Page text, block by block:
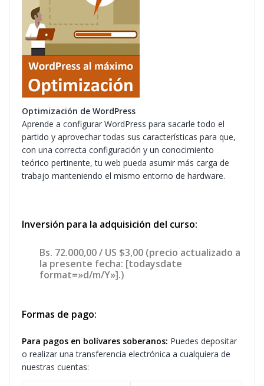
Optimización de WordPress
Aprende a configurar WordPress para sacarle todo el
partido y aprovechar todas sus características para que,
con una correcta configuración y un conocimiento
teórico pertinente, tu web pueda asumir más carga de
trabajo manteniendo el mismo entorno de hardware.
Inversión para la adquisición del curso:
Bs. 72.000,00 / US $3,00 (precio actualizado a
la presente fecha: [todaysdate
format=»d/m/Y»].)
Formas de pago:
Para pagos en bolívares soberanos: Puedes depositar
o realizar una transferencia electrónica a cualquiera de
nuestras cuentas: